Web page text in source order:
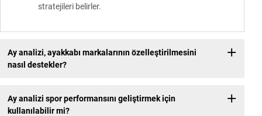
stratejileri belirler.
Ay analizi, ayakkabı markalarının özelleştirilmesini
nasıl destekler?
Ay analizi spor performansını geliştirmek için
kullanılabilir mi?